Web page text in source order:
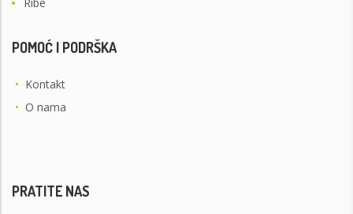
POMOĆ I PODRŠKA
• Kontakt
• O nama
PRATITE NAS